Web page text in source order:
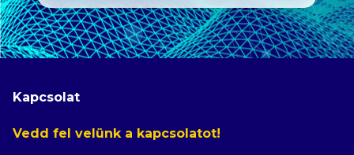
Kapcsolat
Vedd fel velünk a kapcsolatot!